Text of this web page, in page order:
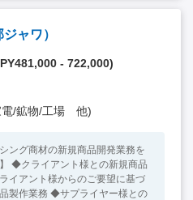
ャワ）
- 722,000)
電/鉱物/工場 他)
ング商材の新規商品開発業務を
◆クライアント様との新規商品
イアント様からのご要望に基づ
製作業務 ◆サプライヤー様との